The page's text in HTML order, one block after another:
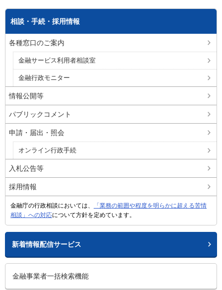
相談・手続・採用情報
各種窓口のご案内
金融サービス利用者相談室
金融行政モニター
情報公開等
パブリックコメント
申請・届出・照会
オンライン行政手続
入札公告等
採用情報
金融庁の行政相談においては、
「業務の範囲や程度を明らかに超える苦情
相談」への対応について方針を定めています。
新着情報配信サービス
金融事業者一括検索機能